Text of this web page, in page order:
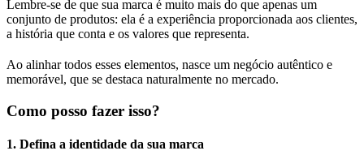
Lembre-se de que sua marca é muito mais do que apenas um
conjunto de produtos: ela é a experiência proporcionada aos clientes,
a história que conta e os valores que representa.
Ao alinhar todos esses elementos, nasce um negócio autêntico e
memorável, que se destaca naturalmente no mercado.
Como posso fazer isso?
1. Defina a identidade da sua marca